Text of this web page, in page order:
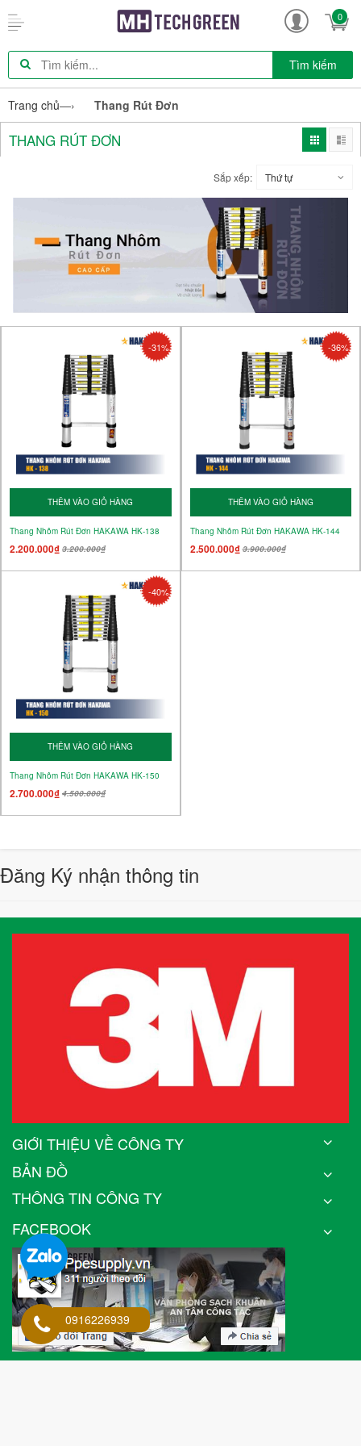
0
Tìm kiếm
Trang chủ—› Thang Rút Đơn
THANG RÚT ĐƠN
Sắp xếp: Thứ tự
-31%
THÊM VÀO GIỎ HÀNG
Thang Nhôm Rút Đơn HAKAWA HK-138
2.200.000₫ 3.200.000₫
-36%
THÊM VÀO GIỎ HÀNG
Thang Nhôm Rút Đơn HAKAWA HK-144
2.500.000₫3.900.000₫
-40%
THÊM VÀO GIỎ HÀNG
Thang Nhôm Rút Đơn HAKAWA HK-150
2.700.000₫ 4.500.000₫
Đăng Ký nhận thông tin
GIỚI THIỆU VỀ CÔNG TY
BẢN ĐỒ
THÔNG TIN CÔNG TY
FACEBOOK
0916226939